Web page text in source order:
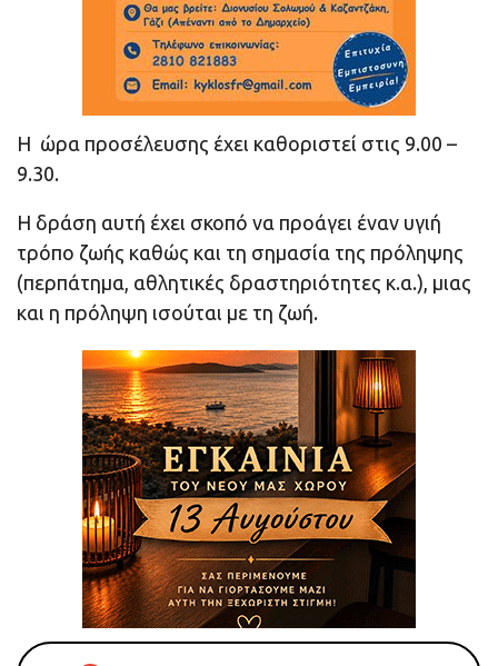
H ώρα προσέλευσης έχει καθοριστεί στις 9.00 –
9.30.
Η δράση αυτή έχει σκοπό να προάγει έναν υγιή
τρόπο ζωής καθώς και τη σημασία της πρόληψης
(περπάτημα, αθλητικές δραστηριότητες κ.α.), μιας
και η πρόληψη ισούται με τη ζωή.